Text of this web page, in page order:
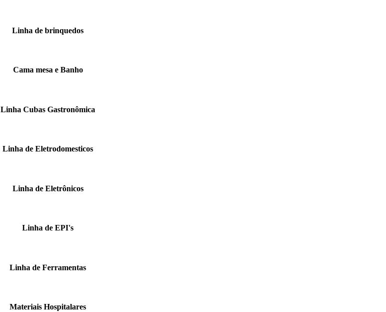
Linha de brinquedos
Cama mesa e Banho
Linha Cubas Gastronômica
Linha de Eletrodomesticos
Linha de Eletrônicos
Linha de EPI's
Linha de Ferramentas
Materiais Hospitalares